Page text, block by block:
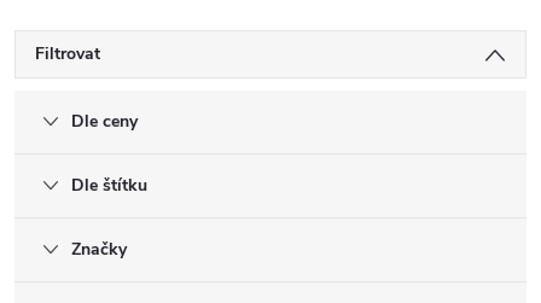
Filtrovat
Dle ceny
Dle štítku
Značky